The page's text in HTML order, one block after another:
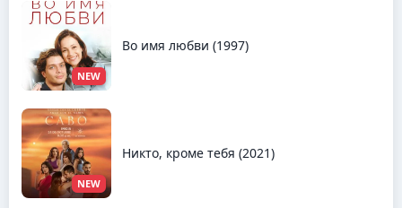
NEW
Во имя любви (1997)
NEW
Никто, кроме тебя (2021)